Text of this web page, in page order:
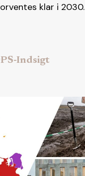
klar i 2030.
Indsigt